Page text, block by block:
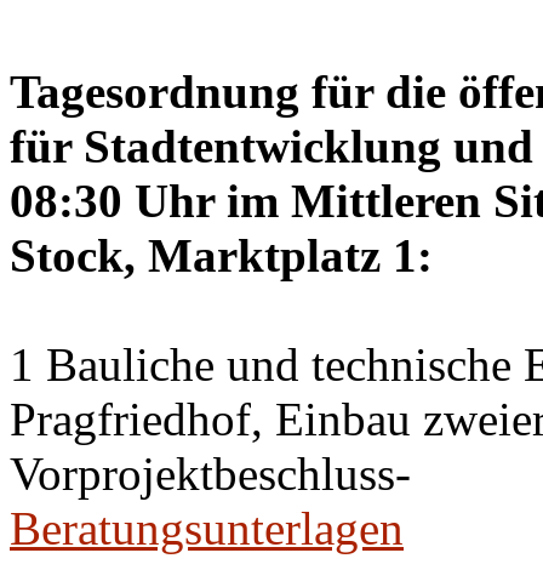
Tagesordnung für die
für Stadtentwicklung und
08:30 Uhr im Mittleren
Stock, Marktplatz 1:
1 Bauliche und technische
Pragfriedhof, Einbau
Vorprojektbeschluss-
Beratungsunterlagen